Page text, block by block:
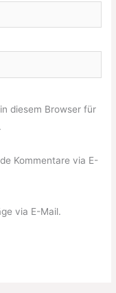
diesem Browser für
Kommentare via E-
via E-Mail.